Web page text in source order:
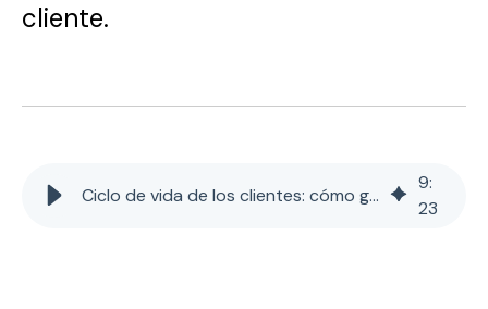
cliente.
Ciclo de vida de los clientes: cómo ganar eficiencia operativa
9:
23